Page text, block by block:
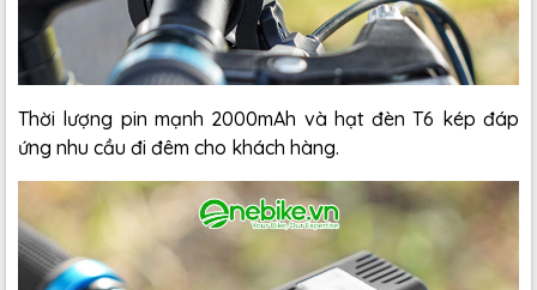
Thời lượng pin mạnh 2000mAh và hạt đèn T6 kép đáp
ứng nhu cầu đi đêm cho khách hàng.